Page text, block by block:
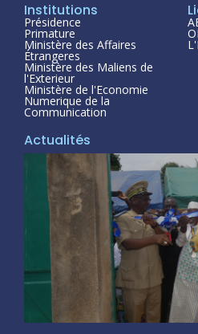
Institutions
Présidence
Primature
Ministère des Affaires
Étrangeres
Ministère des Maliens de
l'Exterieur
Ministère de l'Economie
Numerique de la
Communication
Actualités